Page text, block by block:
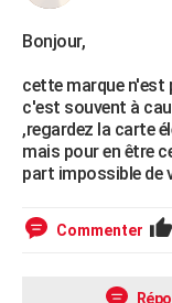
Bonjour,
cette marque n'est
c'est souvent à
,regardez la carte
mais pour en être
part impossible de
Commenter